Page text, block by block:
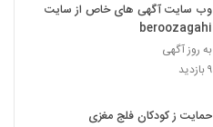
وب سایت آگهی های خاص از سایت
beroozagahi
به روز آگهی
۹ بازدید
حمایت ز کودکان فلج مغزی